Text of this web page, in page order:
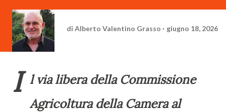
di Alberto Valentino Grasso giugno 18, 2026
I l via libera della Commissione
Agricoltura della Camera al